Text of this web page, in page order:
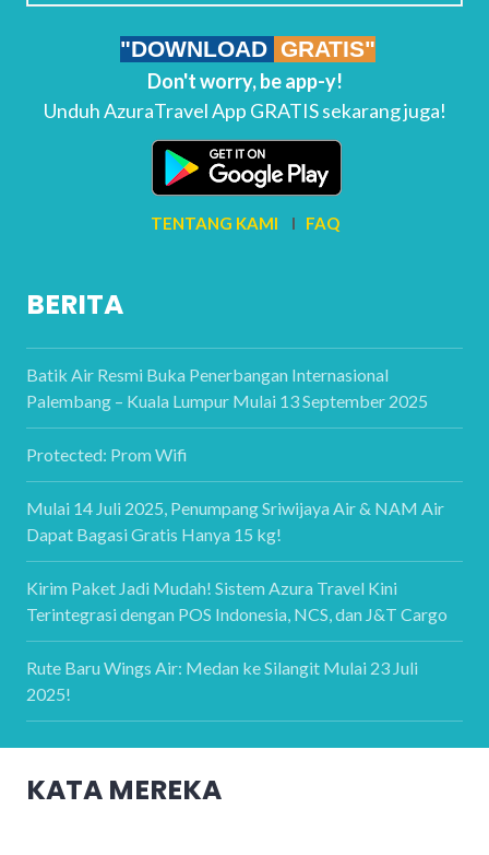
"DOWNLOAD GRATIS"
Don't worry, be app-y!
Unduh AzuraTravel App GRATIS sekarang juga!
TENTANG KAMI I FAQ
BERITA
Batik Air Resmi Buka Penerbangan Internasional
Palembang – Kuala Lumpur Mulai 13 September 2025
Protected: Prom Wifi
Mulai 14 Juli 2025, Penumpang Sriwijaya Air & NAM Air
Dapat Bagasi Gratis Hanya 15 kg!
Kirim Paket Jadi Mudah! Sistem Azura Travel Kini
Terintegrasi dengan POS Indonesia, NCS, dan J&T Cargo
Rute Baru Wings Air: Medan ke Silangit Mulai 23 Juli
2025!
KATA MEREKA